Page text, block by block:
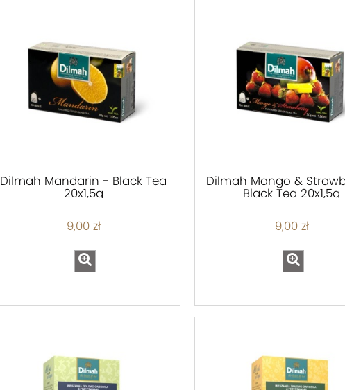
Dilmah Mandarin - Black Tea
20x1,5g
9,00 zł
Dilmah Mango &
Black Tea 20x1,5g
9,00 zł